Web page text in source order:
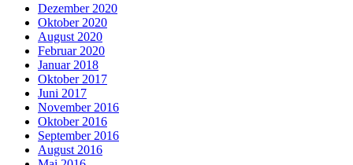
Dezember 2020
Oktober 2020
August 2020
Februar 2020
Januar 2018
Oktober 2017
Juni 2017
November 2016
Oktober 2016
September 2016
August 2016